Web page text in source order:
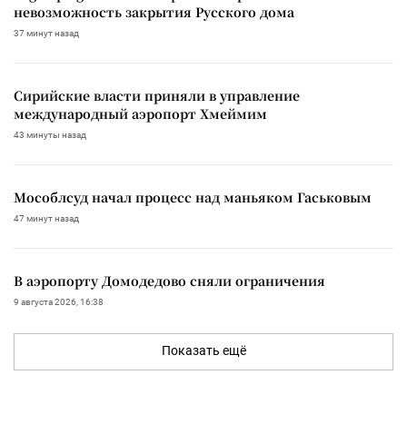
невозможность закрытия Русского дома
37 минут назад
Сирийские власти приняли в управление
международный аэропорт Хмеймим
43 минуты назад
Мособлсуд начал процесс над маньяком Гаськовым
47 минут назад
В аэропорту Домодедово сняли ограничения
9 августа 2026, 16:38
Показать ещё